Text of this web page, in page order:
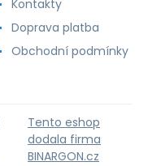
Kontakty
Doprava platba
Obchodní podmínky
Tento eshop
dodala firma
BINARGON.cz